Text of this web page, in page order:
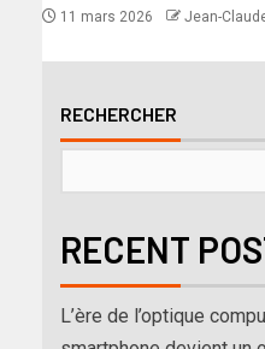
11 mars 2026 Jean-
RECHERCHER
RECENT
L’ère de l’optique